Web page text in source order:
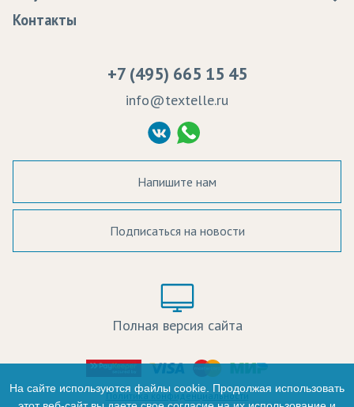
Программа лояльности
Сертификаты качества
Судебные решения
Политика Конфиденциальности
Согласие на обработку ПД
Оплата
Образцы
Контакты
+7 (495) 665 15 45
info@textelle.ru
Напишите нам
Подписаться на новости
Полная версия сайта
Политика конфиденциальности
-
На сайте используются файлы cookie. Продолжая использовать